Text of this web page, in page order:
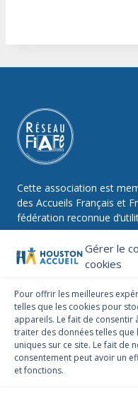
Gérer le
cookies
Pour offrir les meilleures
telles que les cookies pour
appareils. Le fait de consentir
traiter des données telles
uniques sur ce site. Le fait de
consentement peut avoir un
et fonctions.
Cette association est
des Accueils Français et
fédération reconnue
NOUS SUIVRE
Facebook
NOUS
infos@houstonaccueil.org